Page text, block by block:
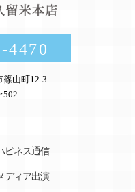
4470
篠山町12-3
502
ピネス通信
ディア出演